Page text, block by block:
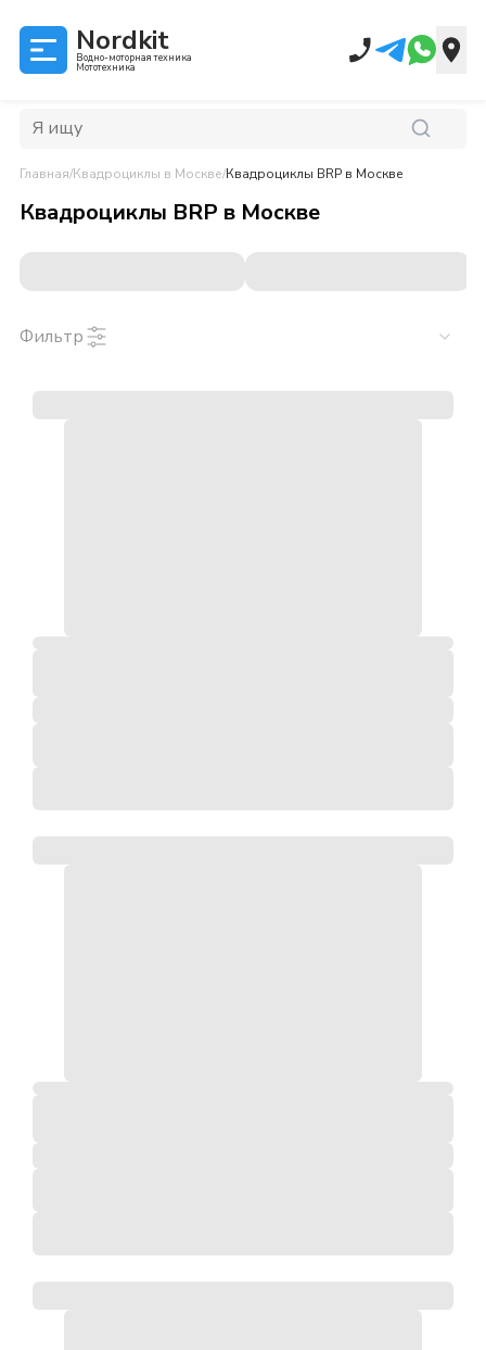
Nordkit
Водно-моторная техника
Мототехника
Главная/Квадроциклы в Москве/Квадроциклы BRP в Москве
Квадроциклы BRP в Москве
Фильтр